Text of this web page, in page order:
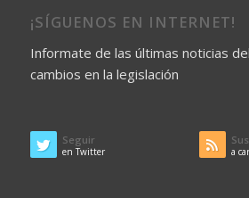
¡SÍGUENOS EN INTERNET!
Informate de las últimas noticias
cambios en la legislación
Seguir
en Twitter a